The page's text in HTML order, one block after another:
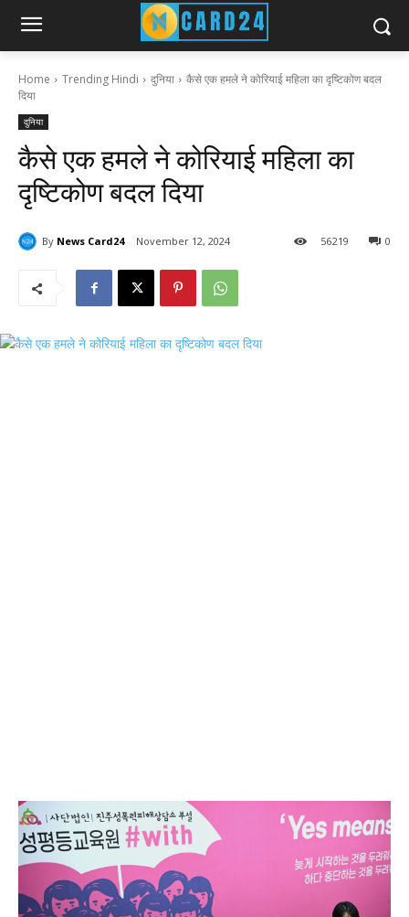
Home Trending Hindi दुनिया
कैसे एक हमले ने कोरियाई महिला का दृष्टिकोण बदल
दिया
दुनिया
कैसे एक हमले ने कोरियाई महिला का
दृष्टिकोण बदल दिया
By News Card24 November 12, 2024 0
56219